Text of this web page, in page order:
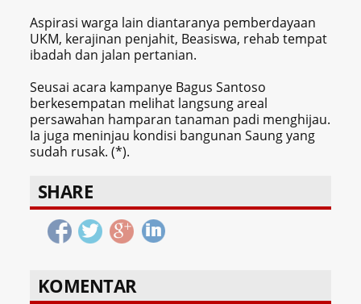
Aspirasi warga lain diantaranya pemberdayaan
UKM, kerajinan penjahit, Beasiswa, rehab tempat
ibadah dan jalan pertanian.
Seusai acara kampanye Bagus Santoso
berkesempatan melihat langsung areal
persawahan hamparan tanaman padi menghijau.
Ia juga meninjau kondisi bangunan Saung yang
sudah rusak. (*).
SHARE
KOMENTAR